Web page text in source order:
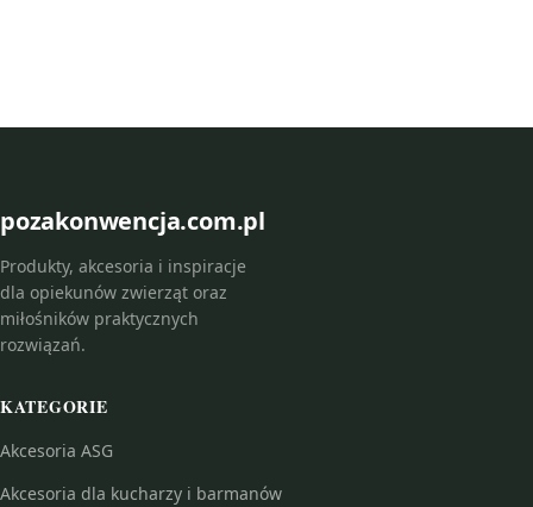
pozakonwencja.com.pl
Produkty, akcesoria i inspiracje
dla opiekunów zwierząt oraz
miłośników praktycznych
rozwiązań.
KATEGORIE
Akcesoria ASG
Akcesoria dla kucharzy i barmanów